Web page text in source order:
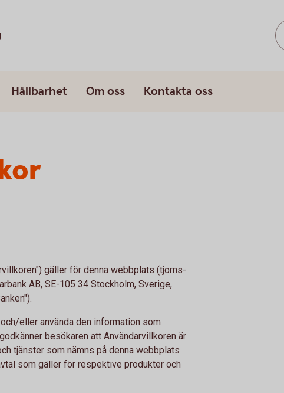
Hållbarhet Om oss Kontakta oss
gäller för denna webbplats (tjorns-
AB, SE-105 34 Stockholm, Sverige,
eller använda den information som
besökaren att Användarvillkoren är
tjänster som nämns på denna webbplats
som gäller för respektive produkter och